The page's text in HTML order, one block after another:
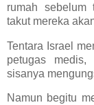
rumah sebelum
takut mereka
Tentara Israel
petugas medis,
sisanya
Namun begitu